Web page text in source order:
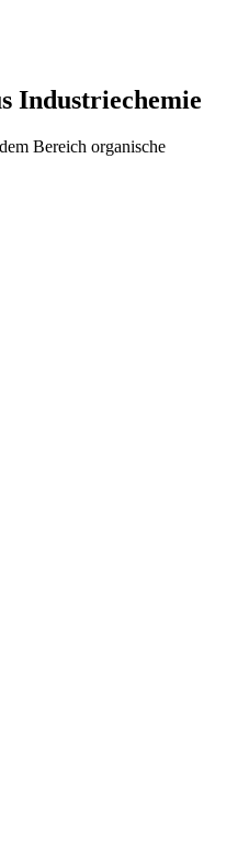
Industriechemie
Bereich organische